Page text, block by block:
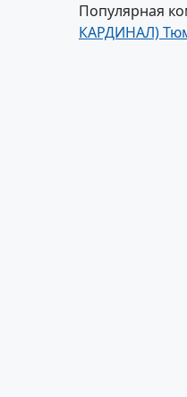
Популярная
КАРДИНАЛ)